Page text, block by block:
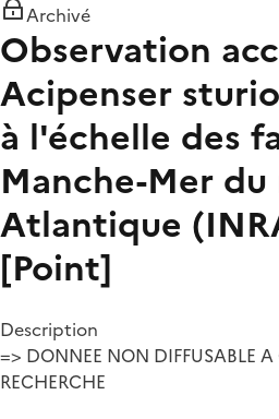
Archivé
Observation
Acipenser
à l'échelle des
Manche-Mer
Atlantique
[Point]
Description
=> DONNEE NON DIFFUSABLE A
RECHERCHE